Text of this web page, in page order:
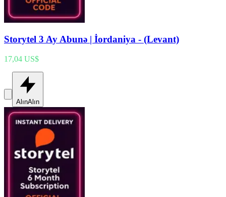
Storytel 3 Ay Abunə | İordaniya - (Levant)
17,04 US$
AlınAlın